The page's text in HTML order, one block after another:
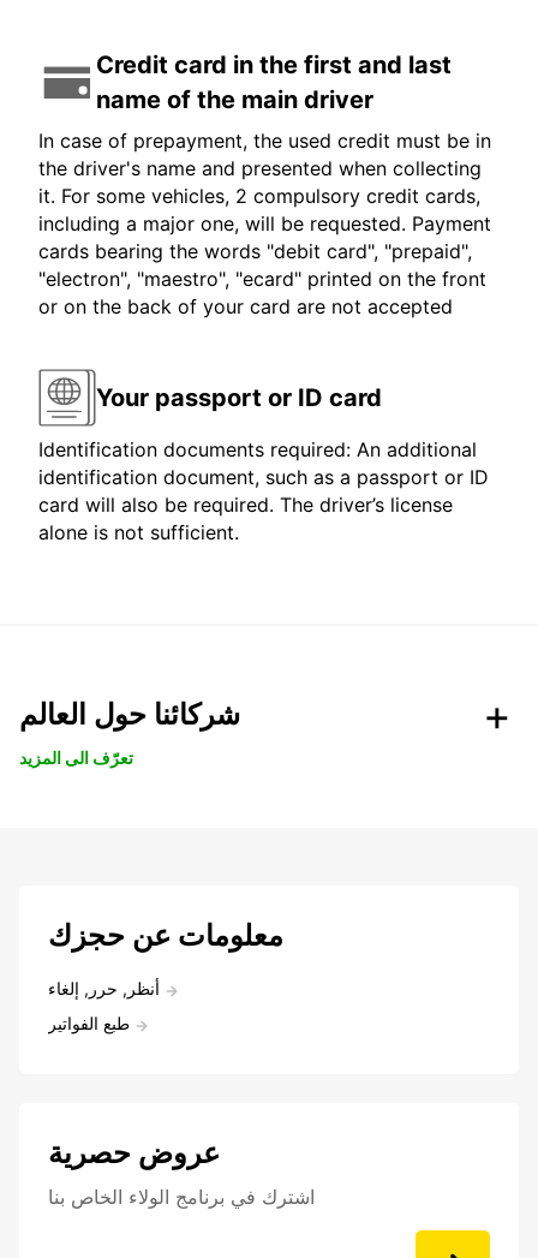
Credit card in the first and last
name of the main driver
In case of prepayment, the used credit must be in
the driver's name and presented when collecting
it. For some vehicles, 2 compulsory credit cards,
including a major one, will be requested. Payment
cards bearing the words "debit card", "prepaid",
"electron", "maestro", "ecard" printed on the front
or on the back of your card are not accepted
Your passport or ID card
Identification documents required: An additional
identification document, such as a passport or ID
card will also be required. The driver’s license
alone is not sufficient.
شركائنا حول العالم
تعرّف الى المزيد
معلومات عن حجزك
أنظر, حرر, إلغاء
طبع الفواتير
عروض حصرية
اشترك في برنامج الولاء الخاص بنا